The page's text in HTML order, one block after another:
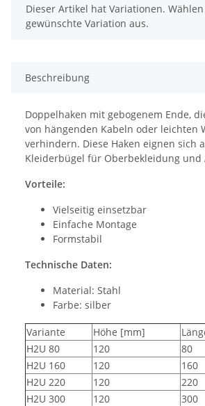
x
Dieser Artikel hat Variationen.
gewünschte Variation aus.
Beschreibung
Doppelhaken mit gebogenem Ende,
von hängenden Kabeln oder leichten
verhindern. Diese Haken eignen sich
Kleiderbügel für Oberbekleidung und
Vorteile:
Vielseitig einsetzbar
Einfache Montage
Formstabil
Technische Daten:
Material: Stahl
Farbe: silber
Variante Höhe [mm]
H2U 80
120 80
H2U 160
120 160
H2U 220
120 220
H2U 300
120 300